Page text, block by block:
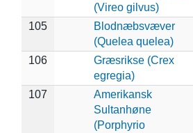
(Vireo gilvus)
105
Blodnæbsvæver
(Quelea quelea)
106
Græsrikse (Crex
egregia)
107
Amerikansk
Sultanhøne
(Porphyrio